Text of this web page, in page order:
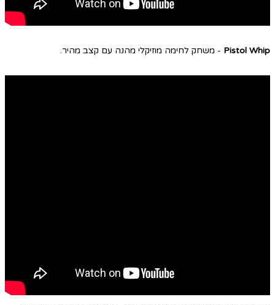
Pistol Whip - משחק לחימה מוזיקלי מהנה עם קצב מהיר.